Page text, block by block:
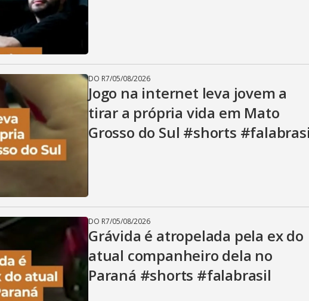
DO R7/05/08/2026
Jogo na internet leva jovem a
tirar a própria vida em Mato
Grosso do Sul #shorts
DO R7/05/08/2026
Grávida é atropelada pela ex do
atual companheiro dela no
Paraná #shorts #falabrasil